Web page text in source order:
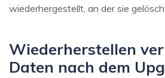
wiederhergestellt, an der sie
Wiederherstellen
Daten nach dem